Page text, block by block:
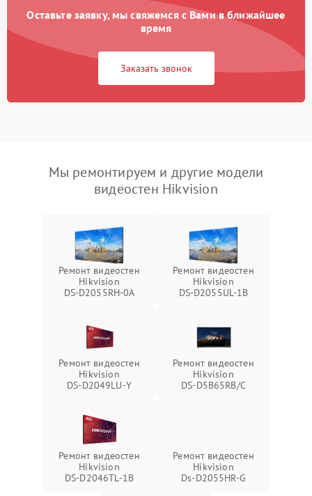
Оставьте заявку, мы свяжемся с Вами в ближайшее
время
Заказать звонок
Мы ремонтируем и другие модели
видеостен Hikvision
Ремонт видеостен
Hikvision
DS‑D2055RH‑0A
Ремонт видеостен
Hikvision
DS‑D2055UL‑1B
Ремонт видеостен
Hikvision
DS‑D2049LU‑Y
Ремонт видеостен
Hikvision
DS‑D5B65RB/C
Ремонт видеостен
Hikvision
DS‑D2046TL‑1B
Ремонт видеостен
Hikvision
Ds‑D2055HR‑G